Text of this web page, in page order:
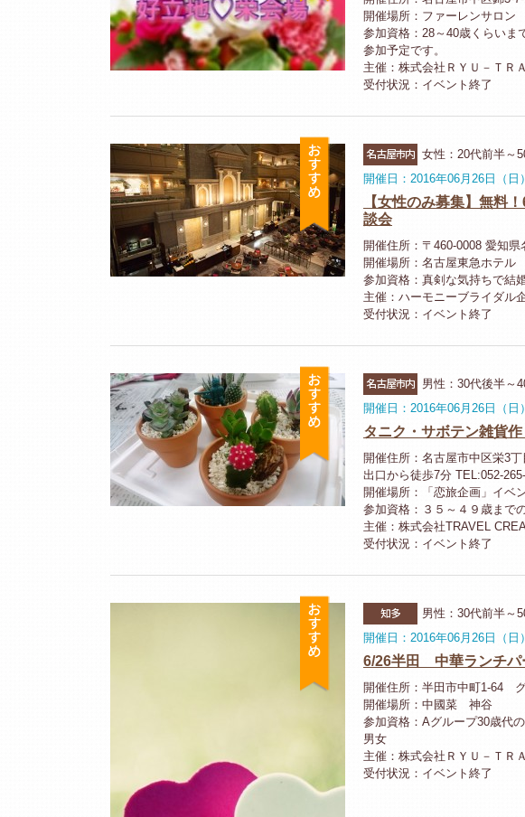
開催場所：ファーレンサロン
参加資格：28～40歳くらい
参加予定です。
主催：株式会社ＲＹＵ－ＴＲ
受付状況：イベント終了
おすすめ
名古屋市内 女性：20代前半～
開催日：2016年06月26日（
【女性のみ募集】無料
談会
開催住所：〒460-0008 愛知
開催場所：名古屋東急ホテル
参加資格：真剣な気持ちで結
主催：ハーモニーブライダル
受付状況：イベント終了
おすすめ
名古屋市内 男性：30代後半
開催日：2016年06月26日（
タニク・サボテン雑貨
開催住所：名古屋市中区栄3
出口から徒歩7分 TEL:052-
開催場所：「恋旅企画」イベ
参加資格：３５～４９歳まで
主催：株式会社TRAVEL
受付状況：イベント終了
おすすめ
知多
男性：30代前半
開催日：2016年06月26日（
6/26半田 中華ランチパ
開催住所：半田市中町1-64
開催場所：中國菜 神谷
参加資格：Aグループ30歳代
男女
主催：株式会社ＲＹＵ－ＴＲ
受付状況：イベント終了